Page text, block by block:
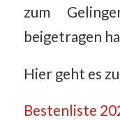
zum
beigetragen
Hier geht es
Bestenliste